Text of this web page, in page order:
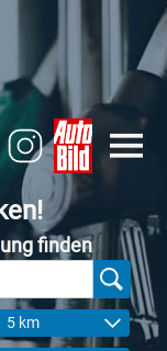
finden
5 km